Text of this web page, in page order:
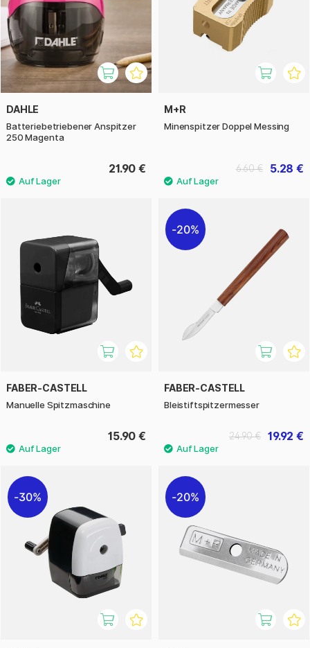
DAHLE
Batteriebetriebener Anspitzer
250 Magenta
21.90 €
M+R
Minenspitzer Doppel Messing
5.28 €
6.60 €
FABER-CASTELL
Manuelle Spitzmaschine
15.90 €
20%
FABER-CASTELL
Bleistiftspitzermesser
19.92 €
24.90 €
30% 20%